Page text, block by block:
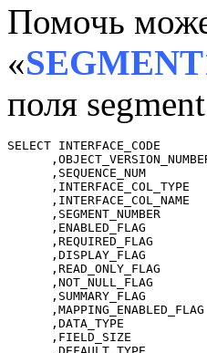
Помочь
«
поля
SELECT INTERFACE_CODE
      ,SEQUENCE_NUM
      ,INTERFACE_COL_TYPE
      ,INTERFACE_COL_NAME
      ,SEGMENT_NUMBER
      ,ENABLED_FLAG
      ,REQUIRED_FLAG
      ,DISPLAY_FLAG
      ,READ_ONLY_FLAG
      ,NOT_NULL_FLAG
      ,SUMMARY_FLAG
      ,MAPPING_ENABLED_FLAG
      ,DATA_TYPE
      ,FIELD_SIZE